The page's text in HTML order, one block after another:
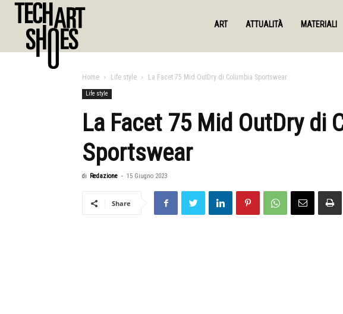
ART ATTUALITÀ MATERIALI
Home Life style La Facet 75 Mid OutDry di Columbia Sportswear
Life style
La Facet 75 Mid OutDry di
Sportswear
di Redazione - 15 Giugno 2023
Share